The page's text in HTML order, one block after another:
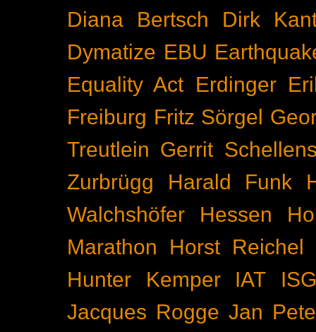
Diana Bertsch
Dirk
Dymatize EBU
Equality Act Erdinger
Freiburg Fritz Sörgel
Treutlein Gerrit
Zurbrügg
Harald Funk
Walchshöfer
Hessen
Marathon
Horst Reichel
Hunter Kemper
IAT
Jacques Rogge Jan